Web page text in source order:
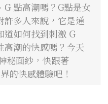
點高潮嗎？G點是女
許多人來說，它是通
道如何找到刺激 G
高潮的快感嗎？今天
秘面紗，快跟著
的快感體驗吧！